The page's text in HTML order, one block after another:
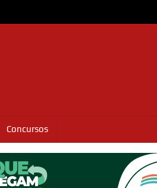
Concursos